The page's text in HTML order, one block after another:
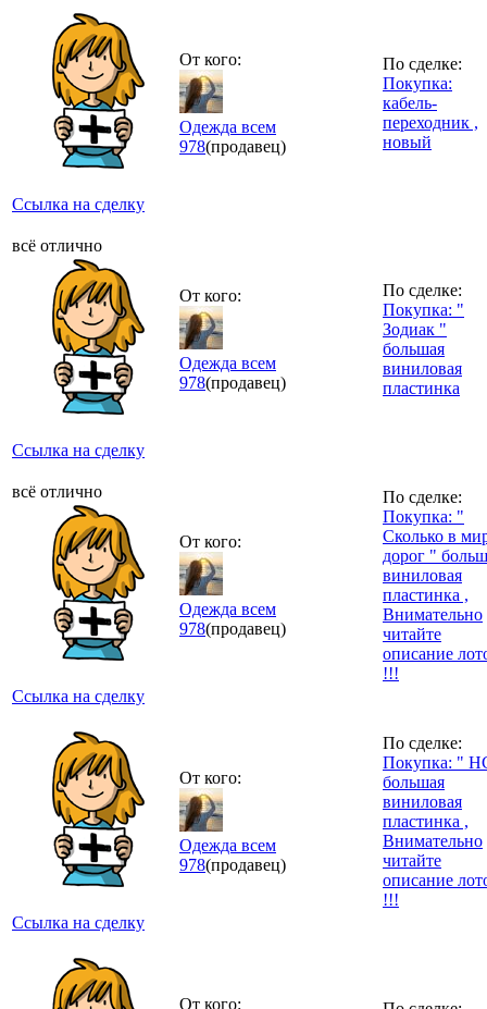
Ссылка на сделку
От кого:
Одежда всем
978(продавец)
По сделке:
Покупка:
кабель-
переходник ,
новый
всё отлично
Ссылка на сделку
От кого:
Одежда всем
978(продавец)
По сделке:
Покупка: "
Зодиак "
большая
виниловая
пластинка
всё отлично
Ссылка на сделку
От кого:
Одежда всем
978(продавец)
По сделке:
Покупка: "
Сколько в
дорог "
виниловая
пластинка ,
Внимательно
читайте
описание
!!!
Ссылка на сделку
От кого:
Одежда всем
978(продавец)
По сделке:
Покупка: "
большая
виниловая
пластинка ,
Внимательно
читайте
описание
!!!
От кого: